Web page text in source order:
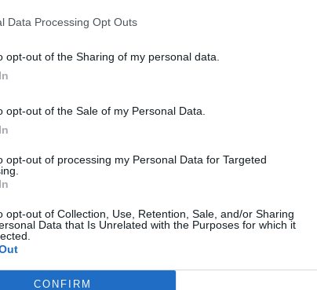
Data Processing Opt Outs
opt-out of the Sharing of my personal data.
opt-out of the Sale of my Personal Data.
opt-out of processing my Personal Data for Targeted
opt-out of Collection, Use, Retention, Sale, and/or Sharing
Data that Is Unrelated with the Purposes for which it
CONFIRM
Laidos Lietuva tiesiogiai
00:04:00
Kuprines pasvėrę specialistai įspėja apie
Žinios